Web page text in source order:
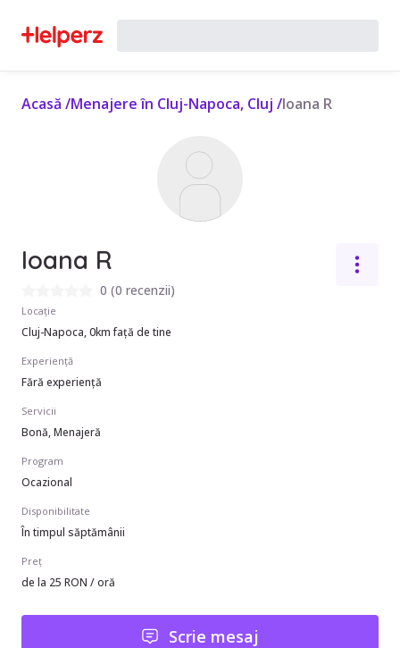
Acasă /Menajere în Cluj-Napoca, Cluj /Ioana R
Ioana R
0 (0 recenzii)
Locație
Cluj-Napoca, 0km față de tine
Experiență
Fără experiență
Servicii
Bonă, Menajeră
Program
Ocazional
Disponibilitate
În timpul săptămânii
Preț
de la 25 RON / oră
Scrie mesaj